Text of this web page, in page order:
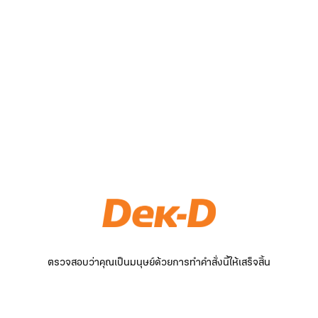
ตรวจสอบว่าคุณเป็นมนุษย์ด้วยการทำคำสั่งนี้ให้เสร็จสิ้น